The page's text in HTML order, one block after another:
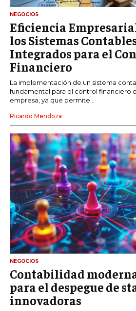
NEGOCIOS
Eficiencia
los Sistemas
Integrados para el
Financiero
La implementación de un sistema
fundamental para el control financiero
empresa, ya que permite...
Ricardo Mendoza
NEGOCIOS
Contabilidad
para el despegue de
innovadoras